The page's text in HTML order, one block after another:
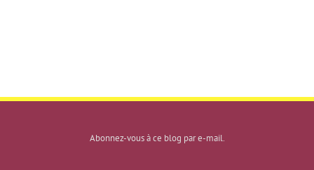
Abonnez-vous à ce blog par e-mail.